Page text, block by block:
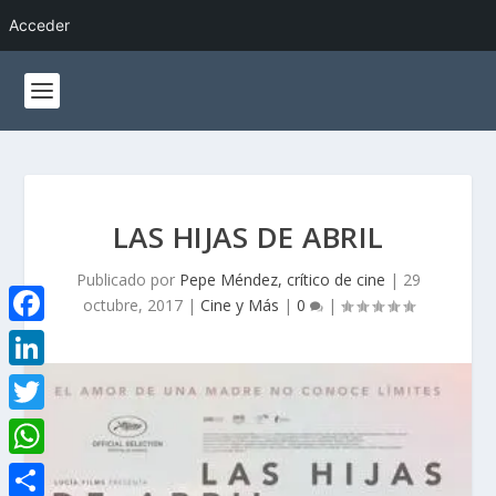
Acceder
LAS HIJAS DE ABRIL
Publicado por Pepe Méndez, crítico de cine | 29
octubre, 2017| Cine y Más | 0 |
F
a
c
e
b
L
i
n
k
T
w
W